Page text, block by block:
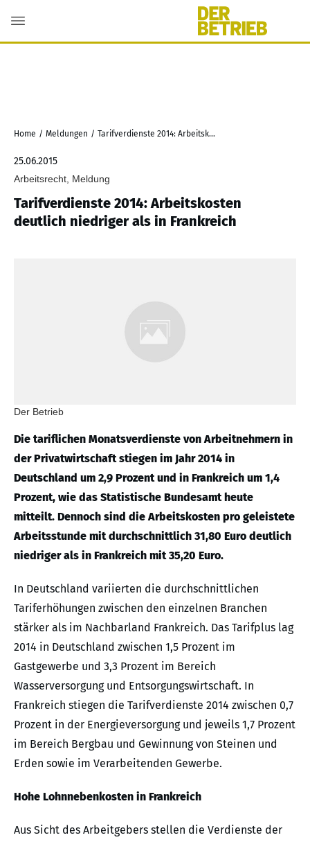
Home / Meldungen / Tarifverdienste 2014: Arbeitskosten deutlich niedriger als in Frankreich
25.06.2015
Arbeitsrecht, Meldung
Tarifverdienste 2014: Arbeitskosten
deutlich niedriger als in Frankreich
Der Betrieb
Die tariflichen Monatsverdienste von Arbeitnehmern in
der Privatwirtschaft stiegen im Jahr 2014 in
Deutschland um 2,9 Prozent und in Frankreich um 1,4
Prozent, wie das Statistische Bundesamt heute
mitteilt. Dennoch sind die Arbeitskosten pro geleistete
Arbeitsstunde mit durchschnittlich 31,80 Euro deutlich
niedriger als in Frankreich mit 35,20 Euro.
In Deutschland variierten die durchschnittlichen
Tariferhöhungen zwischen den einzelnen Branchen
stärker als im Nachbarland Frankreich. Das Tarifplus lag
2014 in Deutschland zwischen 1,5 Prozent im
Gastgewerbe und 3,3 Prozent im Bereich
Wasserversorgung und Entsorgungswirtschaft. In
Frankreich stiegen die Tarifverdienste 2014 zwischen 0,7
Prozent in der Energieversorgung und jeweils 1,7 Prozent
im Bereich Bergbau und Gewinnung von Steinen und
Erden sowie im Verarbeitenden Gewerbe.
Hohe Lohnnebenkosten in Frankreich
Aus Sicht des Arbeitgebers stellen die Verdienste der